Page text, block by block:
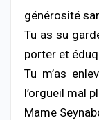
générosité
Tu as su
porter et
Tu m’as
l’orgueil mal
Mame